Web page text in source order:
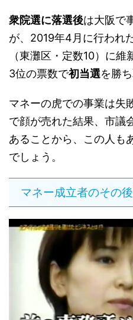
衆院選に落選後は大阪で
が、2019年4月に行われ
（東灘区・定数10）に
3位の票数で初当選を勝
マネーの虎での事業は失
で顔が売れた結果、市議
あることから、この人も
でしょう。
マネー成立者のその